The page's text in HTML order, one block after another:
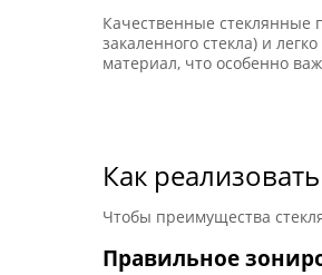
Качественные стеклянные
закаленного стекла) и
материал, что особенно
Как
Чтобы преимущества
Правильное